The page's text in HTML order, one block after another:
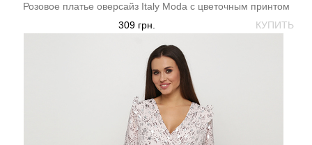
Розовое платье оверсайз Italy Moda с цветочным принтом
КУПИТЬ
309 грн.